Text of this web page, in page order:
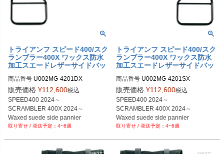
トライアンフ スピード400/スク
ランブラー400X ワックス防水
加工スエードレザーサイドバッ
サポート フレーム右側キット
ユニットガレージ
商品番号 U002MG-4201DX
販売価格 ¥112,600税込
SPEED400 2024～
SCRAMBLER 400X 2024～
Waxed suede side pannier
10L-14L MossGrey 4~6週
トライアンフ スピード400/スク
ランブラー400X ワックス防水
加工スエードレザーサイドバッ
サポート フレーム左側キット
ユニットガレージ
商品番号 U002MG-4201SX
U002MG+4201SX
販売価格 ¥112,600税込
SPEED400 2024～
SCRAMBLER 400X 2024～
Waxed suede side pannier
10L-14L MossGrey 4~6週